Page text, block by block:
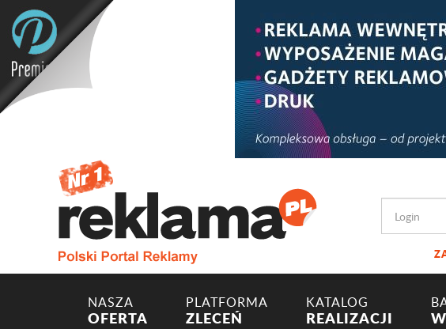
NASZA
OFERTA
PLATFORMA
ZLECEŃ
KATALOG
REALIZACJI